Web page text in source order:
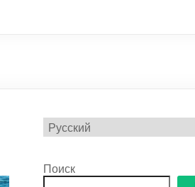
Выбрать
язык
Поиск